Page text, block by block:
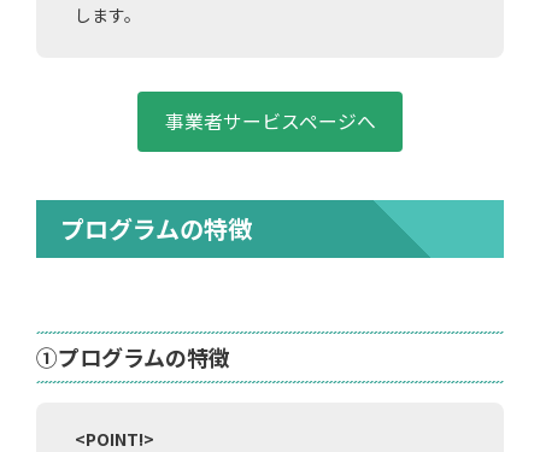
します。
事業者サービスページへ
プログラムの特徴
①プログラムの特徴
<POINT!>